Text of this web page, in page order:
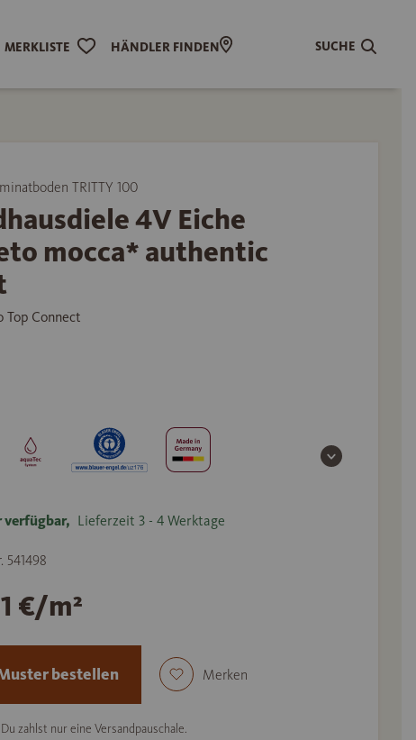
MERKLISTE HÄNDLER FINDEN SUCHE
TRITTY 100
4V Eiche
mocca* authentic
Top Connect
verfügbar, Lieferzeit 3 - 4 Werktage
541498
€/m²
bestellen Merken
zahlst nur eine Versandpauschale.